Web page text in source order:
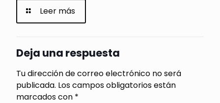
Leer más
Deja una respuesta
Tu dirección de correo electrónico no será
publicada. Los campos obligatorios están
marcados con *